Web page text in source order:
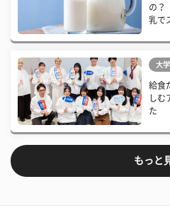
の？
乳で
大
給食
しむ
た
もっと